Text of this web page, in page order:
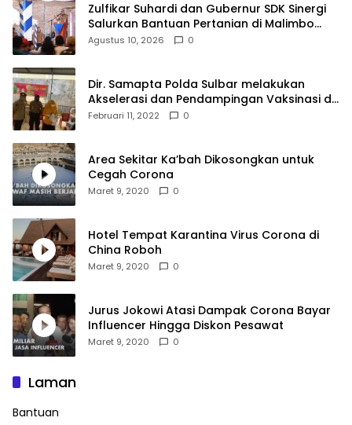
Zulfikar Suhardi dan Gubernur SDK Sinergi
Salurkan Bantuan Pertanian di Malimbo
2026
Agustus 10, 2026 0
Dir. Samapta Polda Sulbar melakukan
Akselerasi dan Pendampingan Vaksinasi di
SDN 001 Polewali
Februari 11, 2022 0
Area Sekitar Ka’bah Dikosongkan untuk
Cegah Corona
Maret 9, 2020 0
Hotel Tempat Karantina Virus Corona di
China Roboh
Maret 9, 2020 0
Jurus Jokowi Atasi Dampak Corona Bayar
Influencer Hingga Diskon Pesawat
Maret 9, 2020 0
Laman
Bantuan